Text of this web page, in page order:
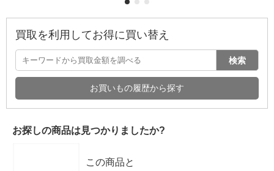
買取を利用してお得に買い替え
検索
お買いもの履歴から探す
お探しの商品は見つかりましたか?
この商品と